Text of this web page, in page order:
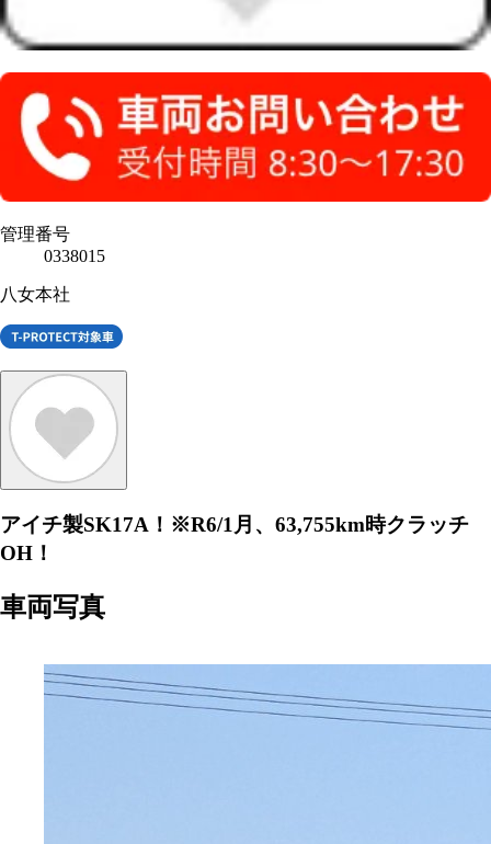
管理番号
0338015
八女本社
アイチ製SK17A！※R6/1月、63,755km時クラッチ
OH！
車両写真